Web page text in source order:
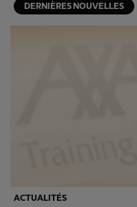
DERNIÈRES NOUVELLES
ACTUALITÉS